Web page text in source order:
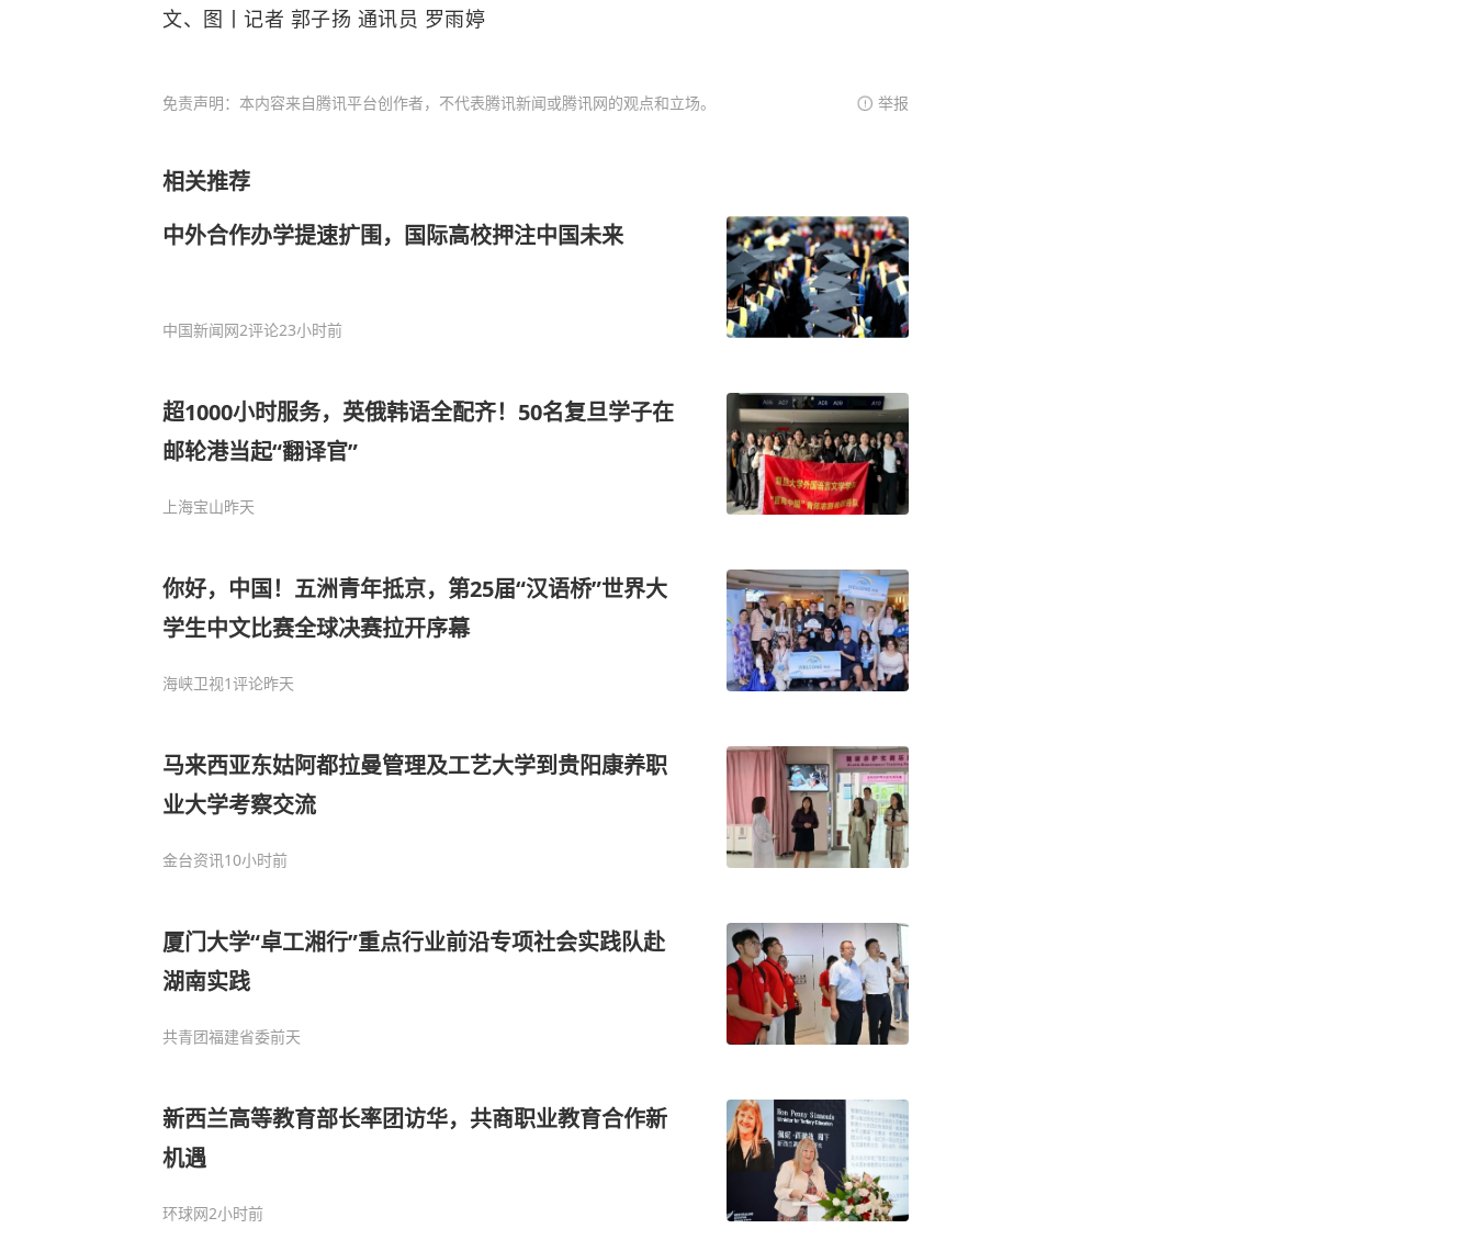
文、图丨记者 郭子扬 通讯员 罗雨婷
免责声明：本内容来自腾讯平台创作者，不代表腾讯新闻或腾讯网的观点和立场。 举报
相关推荐
中外合作办学提速扩围，国际高校押注中国未来
中国新闻网2评论23小时前
超1000小时服务，英俄韩语全配齐！50名复旦学子在
邮轮港当起“翻译官”
上海宝山昨天
你好，中国！五洲青年抵京，第25届“汉语桥”世界大
学生中文比赛全球决赛拉开序幕
海峡卫视1评论昨天
马来西亚东姑阿都拉曼管理及工艺大学到贵阳康养职
业大学考察交流
金台资讯10小时前
厦门大学“卓工湘行”重点行业前沿专项社会实践队赴
湖南实践
共青团福建省委前天
新西兰高等教育部长率团访华，共商职业教育合作新
机遇
环球网2小时前